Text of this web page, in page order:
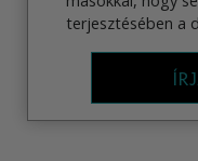
terjesztésében a